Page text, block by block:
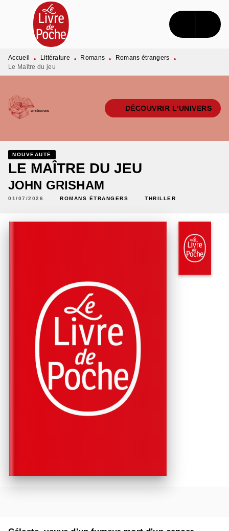
MENU RECHERCHE CONTENU
PIED DE PAGE
Accueil • Littérature • Romans • Romans étrangers
•
Le Maître du jeu
DÉCOUVRIR L'UNIVERS
NOUVEAUTÉ
LE MAÎTRE DU JEU
JOHN GRISHAM
01/07/2026 ROMANS ÉTRANGERS THRILLER